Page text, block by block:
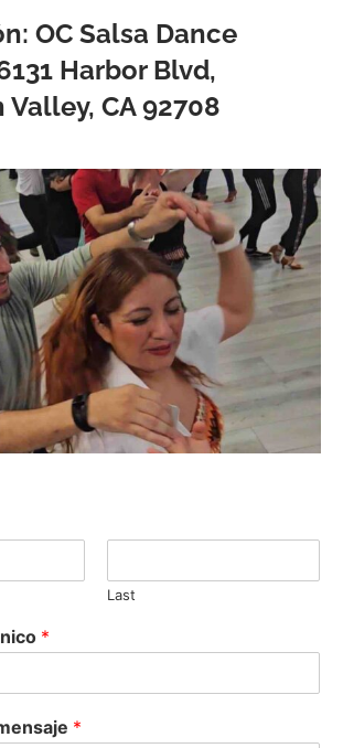
OC Salsa Dance
Harbor Blvd,
Valley, CA 92708
Last
*
*